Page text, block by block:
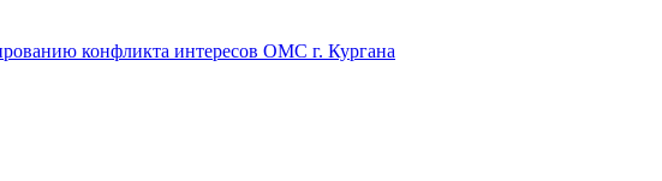
конфликта интересов ОМС г. Кургана